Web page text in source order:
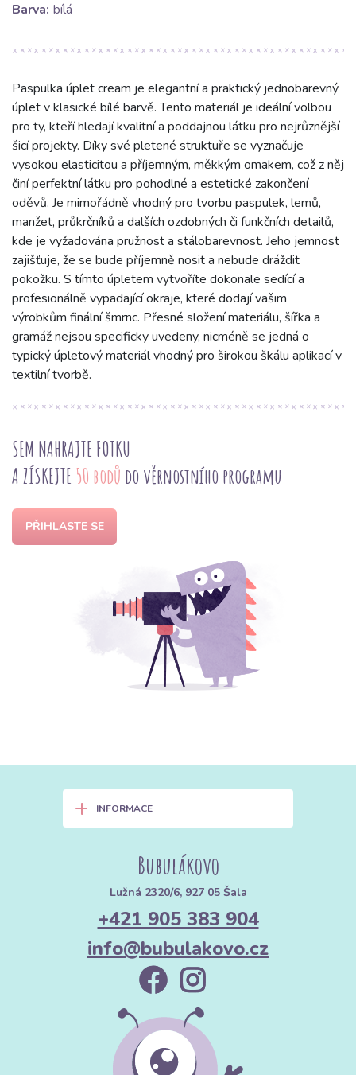
Barva: bílá
Paspulka úplet cream je elegantní a praktický jednobarevný
úplet v klasické bílé barvě. Tento materiál je ideální volbou
pro ty, kteří hledají kvalitní a poddajnou látku pro nejrůznější
šicí projekty. Díky své pletené struktuře se vyznačuje
vysokou elasticitou a příjemným, měkkým omakem, což z něj
činí perfektní látku pro pohodlné a estetické zakončení
oděvů. Je mimořádně vhodný pro tvorbu paspulek, lemů,
manžet, průkrčníků a dalších ozdobných či funkčních detailů,
kde je vyžadována pružnost a stálobarevnost. Jeho jemnost
zajišťuje, že se bude příjemně nosit a nebude dráždit
pokožku. S tímto úpletem vytvoříte dokonale sedící a
profesionálně vypadající okraje, které dodají vašim
výrobkům finální šmrnc. Přesné složení materiálu, šířka a
gramáž nejsou specificky uvedeny, nicméně se jedná o
typický úpletový materiál vhodný pro širokou škálu aplikací v
textilní tvorbě.
SEM NAHRAJTE FOTKU
A ZÍSKEJTE 50 bodů do věrnostního programu
PŘIHLASTE SE
+ INFORMACE
Bubulákovo
Lužná 2320/6, 927 05 Šala
+421 905 383 904
info@bubulakovo.cz